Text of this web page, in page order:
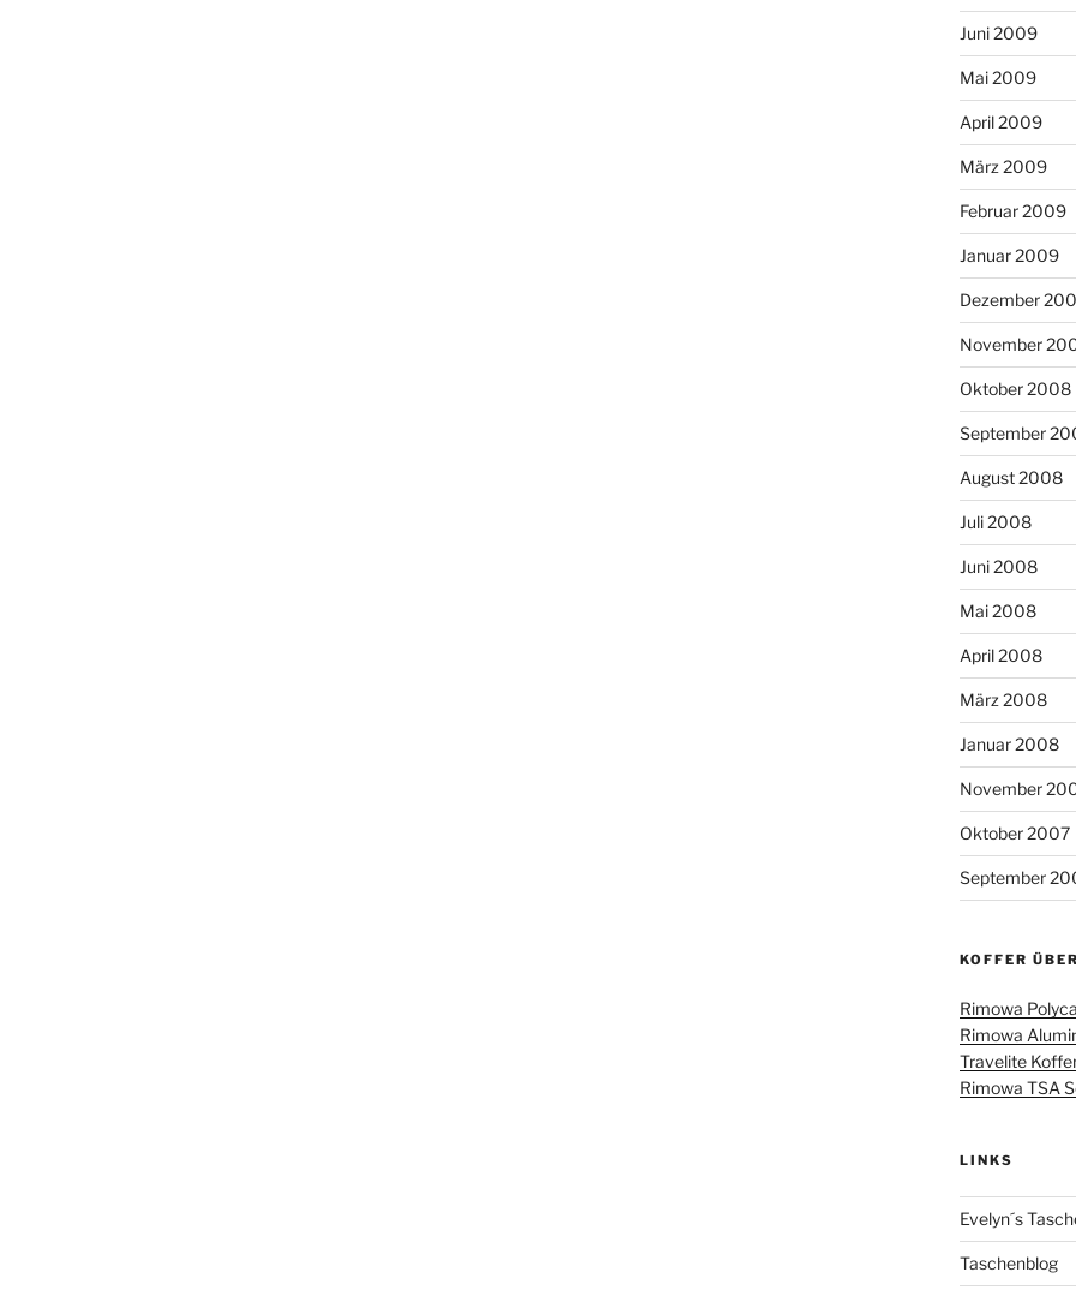
Juni 2009
Mai 2009
April 2009
März 2009
Februar 2009
Januar 2009
Dezember
November
Oktober 2008
September
August 2008
Juli 2008
Juni 2008
Mai 2008
April 2008
März 2008
Januar 2008
November
Oktober 2007
September
KOFFER
Rimowa
Rimowa
Travelite
Rimowa TSA
LINKS
Evelyn´s
Taschenblog